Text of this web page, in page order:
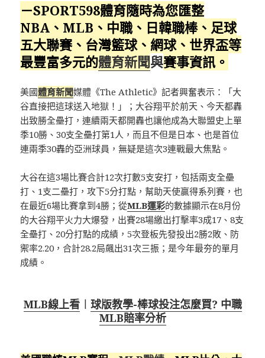
－SPORT598體育隨時為您匯整
NBA、MLB、中職、日韓職棒、足球
五大聯賽、台灣籃球、網球、 世界盃等
最豐富多元的體育新聞與賽事資訊。
美國體育新聞媒體《The Athletic》記者興奮表示：「大
谷直接把這球送入地獄！」；大谷翔平於前天、今天都轟
出致勝全壘打，連續兩天都開轟也讓他成為大聯盟史上單
季10勝、30支全壘打第1人，而且不但是日本、也是首位
連兩季30轟的亞洲球員，無疑是這次3連戰最大焦點。
大谷在這3場比賽合計12次打數5支安打，包括兩支全壘
打、1支二壘打，攻下5分打點，幫助天使贏得系列賽，也
在最近6場比賽拿到4勝；從MLB運彩的數據顯示在8月份
的大谷翔平火力大爆發，出賽28場繳出打擊率3成17、8支
全壘打、20分打點的成績，5次登板先發投出2勝2敗、防
禦率2.20，合計28.2局飆出31次三振；是今年最夯的單月
成績。
MLB線上看︱ 球版教學-棒球投注怎麼買? 中職
MLB賠率分析